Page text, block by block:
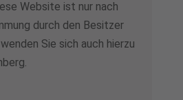
Website ist nur nach
durch den Besitzer
Sie sich auch hierzu